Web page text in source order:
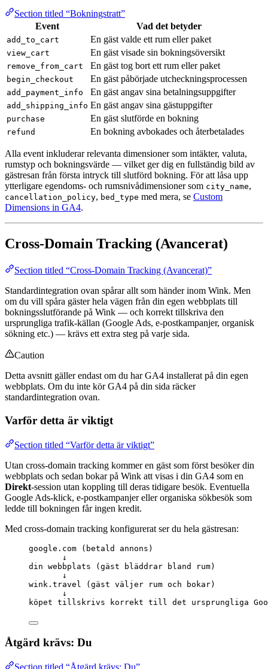
Section titled “Bokningstratt”
Event
Vad det betyder
add_to_cart En gäst valde ett rum eller paket
view_cart En gäst visade sin bokningsöversikt
remove_from_cart En gäst tog bort ett rum eller paket
begin_checkout En gäst påbörjade utcheckningsprocessen
add_payment_info En gäst angav sina betalningsuppgifter
add_shipping_info En gäst angav sina gästuppgifter
purchase En gäst slutförde en bokning
refund En bokning avbokades och återbetalades
Alla event inkluderar relevanta dimensioner som intäkter, valuta,
rumstyp och bokningsvärde — vilket ger dig en fullständig bild av
gästresan från första intryck till slutförd bokning. För att låsa upp
ytterligare egendoms- och rumsnivådimensioner som city_name,
cancellation_policy, bed_type med mera, se Custom
Dimensions in GA4.
Cross-Domain Tracking (Avancerat)
Section titled “Cross-Domain Tracking (Avancerat)”
Standardintegration ovan spårar allt som händer inom Wink. Men
om du vill spåra gäster hela vägen från din egen webbplats till
bokningsslutförande på Wink — och korrekt tillskriva den
ursprungliga trafik-källan (Google Ads, e-postkampanjer, organisk
sökning etc.) — krävs ett extra steg på varje sida.
Caution
Detta avsnitt gäller endast om du har GA4 installerat på din egen
webbplats. Om du inte kör GA4 på din sida räcker
standardintegration ovan.
Varför detta är viktigt
Section titled “Varför detta är viktigt”
Utan cross-domain tracking kommer en gäst som först besöker din
webbplats och sedan bokar på Wink att visas i din GA4 som en
Direkt-session utan koppling till deras tidigare besök. Eventuella
Google Ads-klick, e-postkampanjer eller organiska sökbesök som
ledde till bokningen får ingen kredit.
Med cross-domain tracking konfigurerat ser du hela gästresan:
google.com (betald annons)
↓
din webbplats (gäst bläddrar bland rum)
↓
wink.travel (gäst väljer rum och bokar)
↓
köpet tillskrivs korrekt till det ursprungliga
Åtgärd krävs: Du
Section titled “Åtgärd krävs: Du”